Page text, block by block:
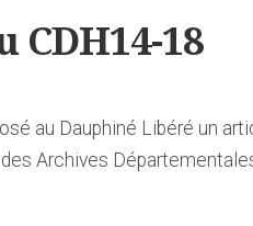
18
au Dauphiné Libéré un
Archives